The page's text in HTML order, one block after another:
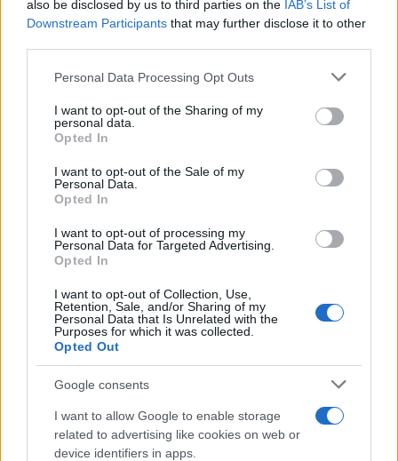
also be disclosed by us to third parties on the IAB’s List of
Downstream Participants that may further disclose it to other
Please note that this website/app uses one or more Google
not limited to your visit or usage behaviour. You may click to
grant or deny consent to Google and its third-party tags to
use your data for below specified purposes in below Google
consent section.
Personal Data Processing Opt Outs
I want to opt-out of the Sharing of my
personal data.
Opted In
I want to opt-out of the Sale of my
Personal Data.
Opted In
I want to opt-out of processing my
Personal Data for Targeted Advertising.
Opted In
I want to opt-out of Collection, Use,
Retention, Sale, and/or Sharing of my
Personal Data that Is Unrelated with the
Purposes for which it was collected.
Opted Out
Google consents
I want to allow Google to enable storage
related to advertising like cookies on web or
device identifiers in apps.
www.fanpage.it, ha suscitato scalpore e ha riaperto
il dibattito sulla sicurezza nella Capitale. Cittadini e
residenti si domandano: è solo la punta dell’iceberg?
un simile stato di cose. Stiamo assistendo a un
incremento di furti in zona, anche se le autorità
quotidiano nel combattere la criminalità.
Ora il dibattito è aperto: quali politiche saranno
adottate per contrastare questa ondata di furti? E
soprattutto, cosa possono fare i cittadini per
tutelarsi? La comunità è disposta a unirsi e
collaborare con le forze dell’ordine, ma è chiaro che
si aspetta risposte concrete e non solo promesse. I
romani desiderano passeggiare per le loro viuzze
storiche senza la paura di incontrare ladri.
Dopo l’arresto del giovane, molti si augurano che sia
un monito per eventuali futuri trasgressori. La